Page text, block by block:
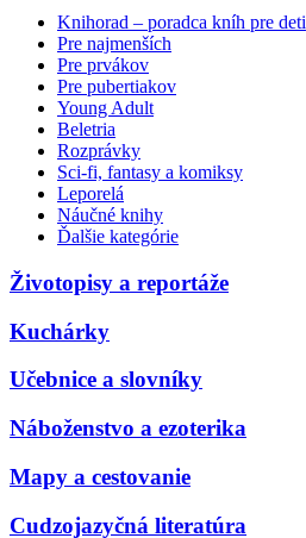
Knihorad – poradca kníh pre deti
Pre najmenších
Pre prvákov
Pre pubertiakov
Young Adult
Beletria
Rozprávky
Sci-fi, fantasy a komiksy
Leporelá
Náučné knihy
Ďalšie kategórie
Životopisy a reportáže
Kuchárky
Učebnice a slovníky
Náboženstvo a ezoterika
Mapy a cestovanie
Cudzojazyčná literatúra